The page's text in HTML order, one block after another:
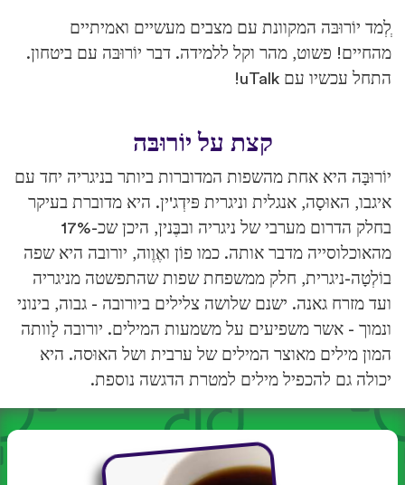
ְלְמד יוֹרוּבּה המקוונת עם מצבים מעשיים ואמיתיים
מהחיים! פשוט, מהר וקל ללמידה. דבר יוֹרוּבּה עם ביטחון.
התחל עכשיו עם uTalk!
קצת על יוֹרוּבּה
יוֹרוּבָּה היא אחת מהשפות המדוברות ביותר בניגריה יחד עם
איגבו, האוּסָה, אנגלית וניגרית פּידְג'ין. היא מדוברת בעיקר
בחלק הדרום מערבי של ניגריה ובבֶּנין, היכן שכ-17%
מהאוכלוסייה מדבר אותה. כמו פוֹן ואֶוֶוה, יורובה היא שפה
בוֹלְטָה-ניגרית, חלק ממשפחת שפות שהתפשטה מניגריה
ועד מזרח גאנה. ישנם שלושה צלילים ביורובה - גבוה, בינוני
ונמוך - אשר משפיעים על משמעות המילים. יורובה לָוותה
המון מילים מאוצר המילים של ערבית ושל האוּסה. היא
יכולה גם להכפיל מילים למטרת הדגשה נוספת.